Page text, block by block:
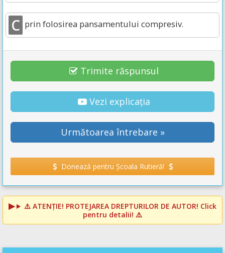
C prin folosirea pansamentului compresiv.
Trimite răspunsul
Vezi explicația
Următoarea întrebare »
Donează pentru Școala Rutieră!
⚠️ ATENȚIE! PROTEJAREA DREPTURILOR DE AUTOR! Click
pentru detalii! ⚠️